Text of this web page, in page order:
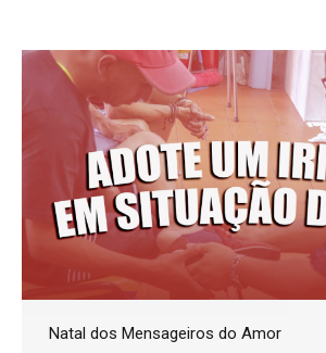
Natal dos Mensageiros do Amor